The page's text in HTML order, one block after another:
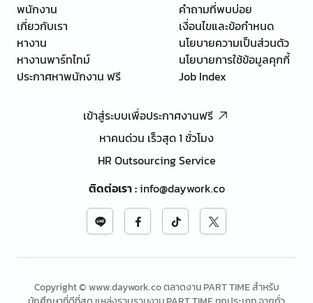
พนักงาน
เกี่ยวกับเรา
หางาน
หางานพาร์ทไทม์
ประกาศหาพนักงาน ฟรี
คำถามที่พบบ่อย
เงื่อนไขและข้อกำหนด
นโยบายความเป็นส่วนตัว
นโยบายการใช้ข้อมูลคุกกี้
Job Index
เข้าสู่ระบบเพื่อประกาศงานฟรี
หาคนด่วน เร็วสุด 1 ชั่วโมง
HR Outsourcing Service
ติดต่อเรา:info@daywork.co
Copyright © www.daywork.co ตลาดงาน PART TIME สำหรับ